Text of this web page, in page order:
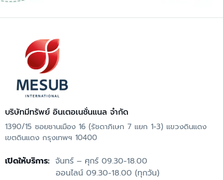
บริษัทมีทรัพย์ อินเตอเนชั่นแนล จำกัด
1390/15 ซอยชานเมือง 16 (รัชดาภิเษก 7 แยก 1-3) แขวงดินแดง
เขตดินแดง กรุงเทพฯ 10400
เปิดให้บริการ: จันทร์ – ศุกร์ 09.30-18.00
ออนไลน์ 09.30-18.00 (ทุกวัน)